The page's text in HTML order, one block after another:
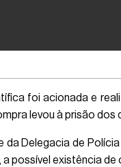
foi acionada e
levou à prisão dos
Delegacia de
possível existência